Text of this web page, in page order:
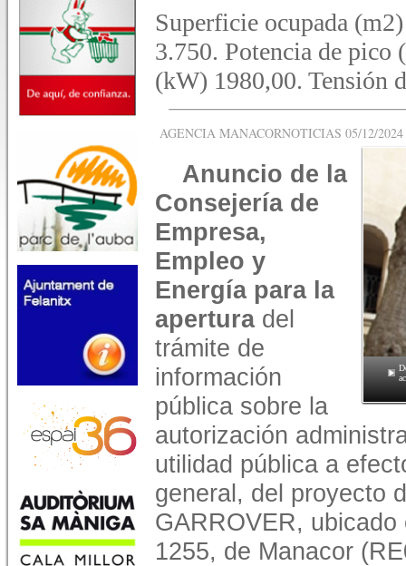
Superficie ocupada
3.750. Potencia de pico
(kW) 1980,00. Tensión
AGENCIA MANACORNOTICIAS 05/12/
Anuncio de la
Consejería de
Empresa,
Empleo y
Energía para la
aperturadel
trámite de
información
pública sobre la
autorización
utilidad pública a
general, del proyecto
GARROVER,
1255, de Manacor